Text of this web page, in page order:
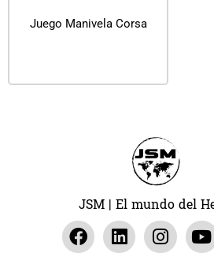
Juego Manivela Corsa
JSM | El mundo del